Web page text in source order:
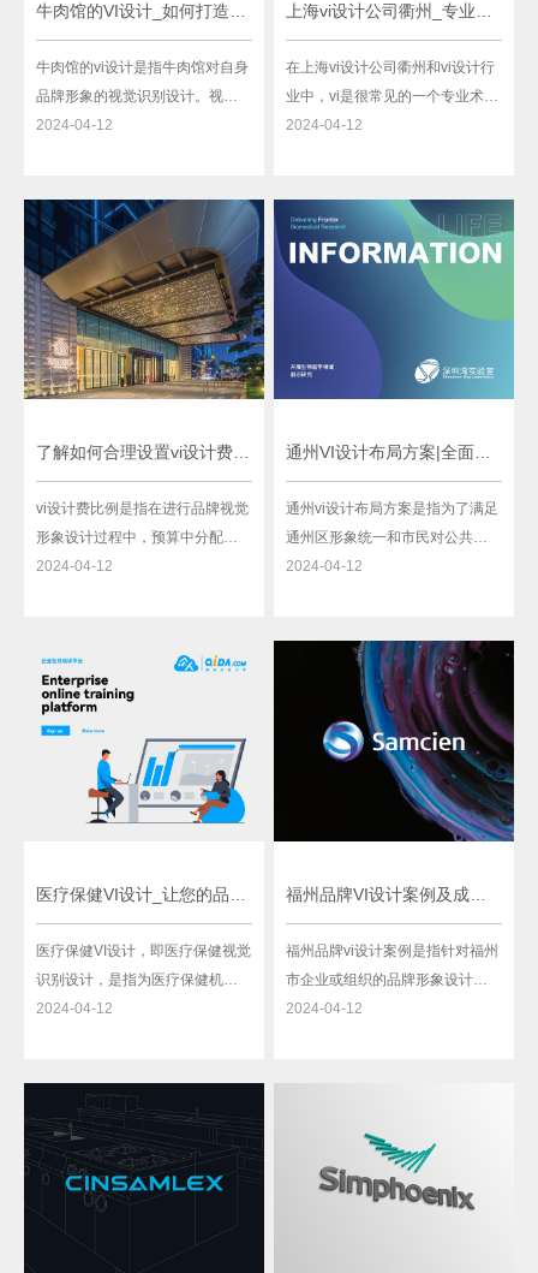
牛肉馆的vi设计是指牛肉馆对自身
品牌形象的视觉识别设计。视觉
识别设计是建立在品牌核心价值
和个性。牛肉馆的vi设计是其在牛
肉餐饮业中独特的品牌标识，也
是其与其他竞争对手的区别点之
一。在牛肉馆的vi设计中，可
2024-04-12
在上海vi设计公司衢州和vi设计行
业中，vi是很常见的一个专业术
语。那么，什么是vi设计呢？vi设
视觉形象，在市场上树立企业的
品牌形象。上海vi设计公司衢州在
这方面有着丰富的经验和专业的
团队，可以帮助企业
2024-04-12
了解如何合理设置vi设计费比例
vi设计费比例是指在进行品牌视觉
形象设计过程中，预算中分配给
视觉设计费用的比例。这个比例
的一个比例分配。vi设计费比例的
确定需要考虑多个因素。首先，
需要考虑企业的规模和财务实
力。不同规模的企业在品牌建设
2024-04-12
通州VI设计布局方案|全面规划|专业团队|服务全国
通州vi设计布局方案是指为了满足
通州区形象统一和市民对公共服
务设施的需求而进行的一系列设
史文化遗产和发展潜力。通过合
理的vi设计布局方案，可以有效提
升通州的形象，满足市民对便
利、高效的公共服务的期待。通
2024-04-12
医疗保健VI设计，即医疗保健视觉
识别设计，是指为医疗保健机构
或品牌进行标识设计、视觉元素
推广的重要组成部分，通过设计
出独具医疗特色的形象，可以提
升医疗机构的知名度和传播效
果。首先，医疗保健VI设计的目
2024-04-12
福州品牌vi设计案例是指针对福州
市企业或组织的品牌形象设计方
案。VI（Visual Identity）即视觉
品牌vi设计案例，企业或组织可以
有效地塑
2024-04-12